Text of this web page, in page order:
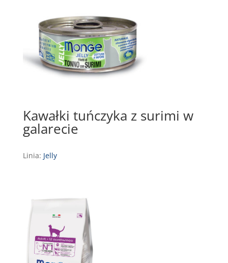
Kawałki tuńczyka z surimi w
galarecie
Linia: Jelly